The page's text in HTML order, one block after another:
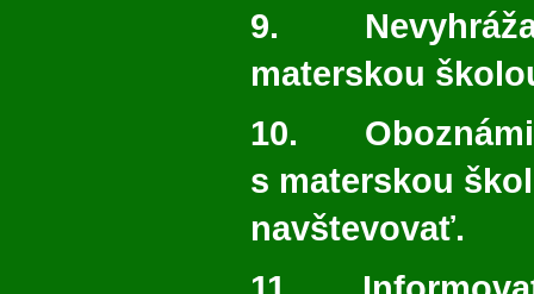
9.
materskou
10.
s materskou
navštevovať.